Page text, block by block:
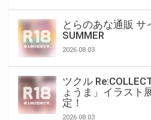
とらのあな通販
SUMMER
2026.08.03
ツクル
ょうま」イラスト
定！
2026.08.03